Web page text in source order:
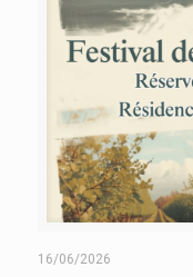
16/06/2026